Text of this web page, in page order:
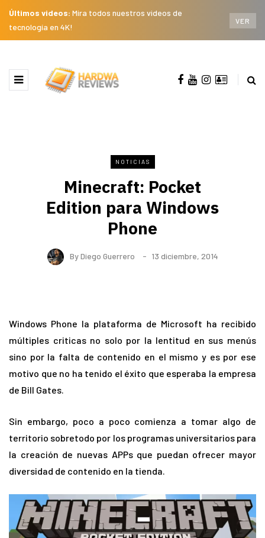
Últimos videos: Mira todos nuestros videos de
tecnología en 4K!
VER
NOTICIAS
Minecraft: Pocket
Edition para Windows
Phone
ByDiego Guerrero 13 diciembre, 2014
Windows Phone la plataforma de Microsoft ha recibido
múltiples criticas no solo por la lentitud en sus menús
sino por la falta de contenido en el mismo y es por ese
motivo que no ha tenido el éxito que esperaba la empresa
de Bill Gates.
Sin embargo, poco a poco comienza a tomar algo de
territorio sobretodo por los programas universitarios para
la creación de nuevas APPs que puedan ofrecer mayor
diversidad de contenido en la tienda.